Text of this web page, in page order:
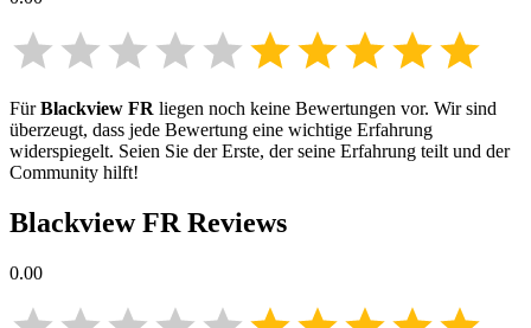
FürBlackview FR liegen noch keine Bewertungen vor. Wir sind
überzeugt, dass jede Bewertung eine wichtige Erfahrung
widerspiegelt. Seien Sie der Erste, der seine Erfahrung teilt und der
Community hilft!
Blackview FRReviews
0.00